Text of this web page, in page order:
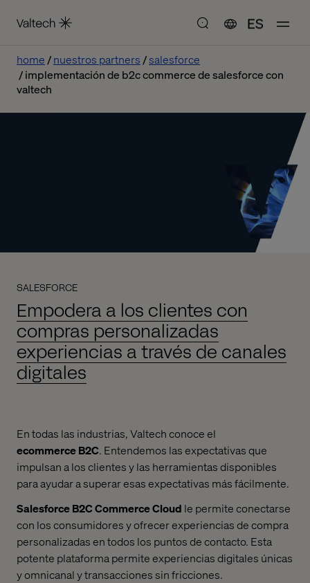
ES
home nuestros partners
salesforce
implementación de b2c commerce de salesforce con
valtech
SALESFORCE
Empodera a los clientes con
compras personalizadas
experiencias a través de canales
digitales
En todas las industrias, Valtech conoce el
ecommerce B2C. Entendemos las expectativas que
impulsan a los clientes y las herramientas disponibles
para ayudar a superar esas expectativas más fácilmente.
Salesforce B2C Commerce Cloud le permite conectarse
con los consumidores y ofrecer experiencias de compra
personalizadas en todos los puntos de contacto. Esta
potente plataforma permite experiencias digitales únicas
y omnicanal y transacciones sin fricciones.